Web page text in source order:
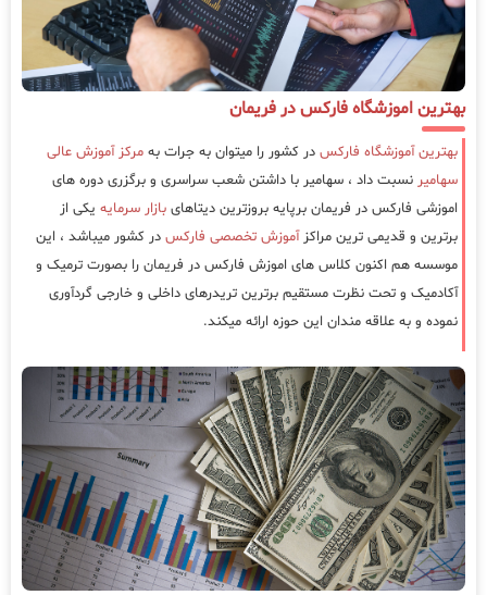
بهترین اموزشگاه فارکس در فریمان
بهترین آموزشگاه فارکس در کشور را میتوان به جرات به مرکز آموزش عالی
سهامیر نسبت داد ، سهامیر با داشتن شعب سراسری و برگزری دوره های
اموزشی فارکس در فریمان برپایه بروزترین دیتاهای بازار سرمایه یکی از
برترین و قدیمی ترین مراکزآموزش تخصصی فارکس در کشور میباشد ، این
موسسه هم اکنون کلاس های اموزش فارکس در فریمان را بصورت ترمیک و
آکادمیک و تحت نظرت مستقیم برترین تریدرهای داخلی و خارجی گردآوری
نموده و به علاقه مندان این حوزه ارائه میکند.